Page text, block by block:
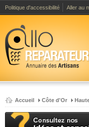
Politique d'accessibilité Aller au
Accueil Côte d'Or